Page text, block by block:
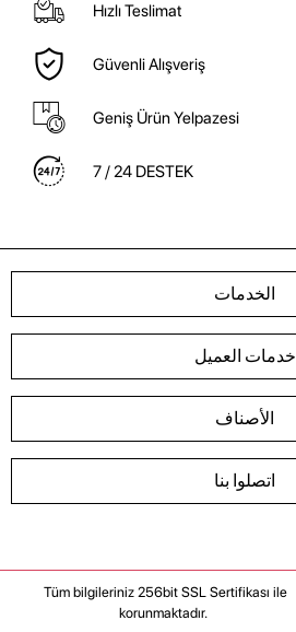
Hızlı Teslimat
Güvenli Alışveriş
Geniş Ürün Yelpazesi
7 / 24 DESTEK
الخدمات
خدمات العميل
الأصناف
اتصلوا بنا
Tüm bilgileriniz 256bit SSL Sertifikası ile
korunmaktadır.